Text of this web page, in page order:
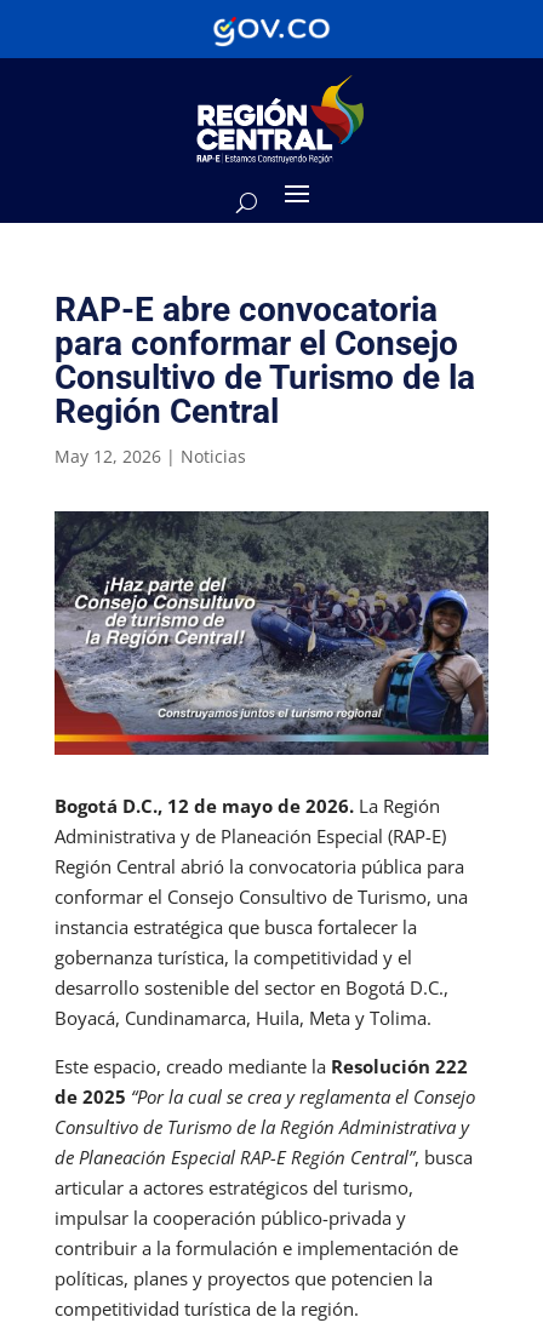
RAP-E abre convocatoria
para conformar el Consejo
Consultivo de Turismo de la
Región Central
May 12, 2026| Noticias
Bogotá D.C., 12 de mayo de 2026.La Región
Administrativa y de Planeación Especial (RAP-E)
Región Central abrió la convocatoria pública para
conformar el Consejo Consultivo de Turismo, una
instancia estratégica que busca fortalecer la
gobernanza turística, la competitividad y el
desarrollo sostenible del sector en Bogotá D.C.,
Boyacá, Cundinamarca, Huila, Meta y Tolima.
Este espacio, creado mediante la Resolución 222
de 2025 “Por la cual se crea y reglamenta el Consejo
Consultivo de Turismo de la Región Administrativa y
de Planeación Especial RAP-E Región Central”, busca
articular a actores estratégicos del turismo,
impulsar la cooperación público-privada y
contribuir a la formulación e implementación de
políticas, planes y proyectos que potencien la
competitividad turística de la región.